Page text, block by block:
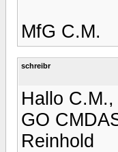
MfG C.M.
schreibr
Hallo
GO
Reinhold